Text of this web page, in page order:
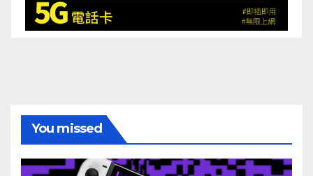
You missed